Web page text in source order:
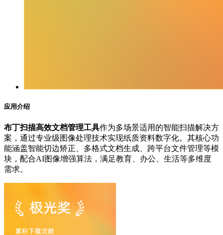
应用介绍
布丁扫描高效文档管理工具作为多场景适用的智能扫描解决方
案，通过专业级图像处理技术实现纸质资料数字化。其核心功
能涵盖智能切边矫正、多格式文档生成、跨平台文件管理等模
块，配合AI图像增强算法，满足教育、办公、生活等多维度
需求。